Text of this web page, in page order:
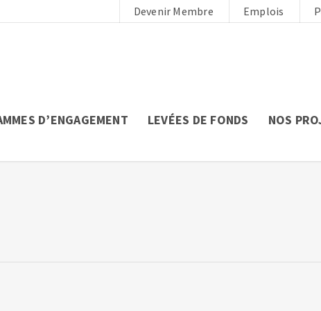
Devenir Membre Emplois
D’ENGAGEMENT LEVÉES DE FONDS NOS